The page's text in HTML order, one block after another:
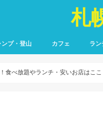
札
プ・登山 カフェ ラン
食べ放題やランチ・安いお店はここ